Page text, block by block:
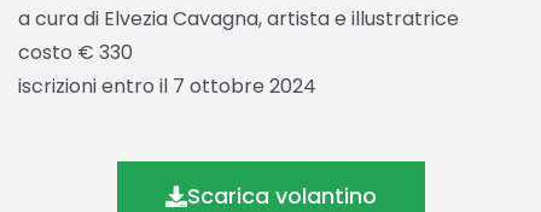
a cura di Elvezia Cavagna, artista e illustratrice
costo € 330
iscrizioni entro il 7 ottobre 2024
Scarica volantino